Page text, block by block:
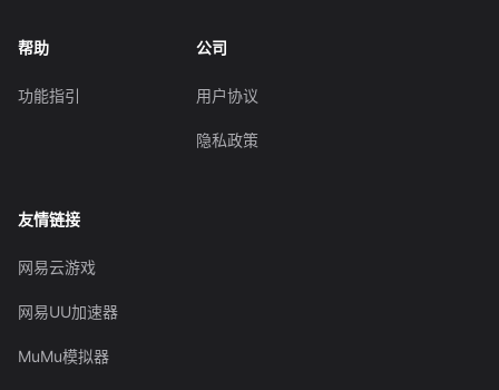
帮助
功能指引
公司
用户协议
隐私政策
友情链接
网易云游戏
网易UU加速器
MuMu模拟器